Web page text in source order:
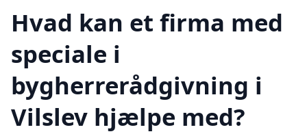
Hvad kan et firma med
speciale i
bygherrerådgivning i
Vilslev hjælpe med?